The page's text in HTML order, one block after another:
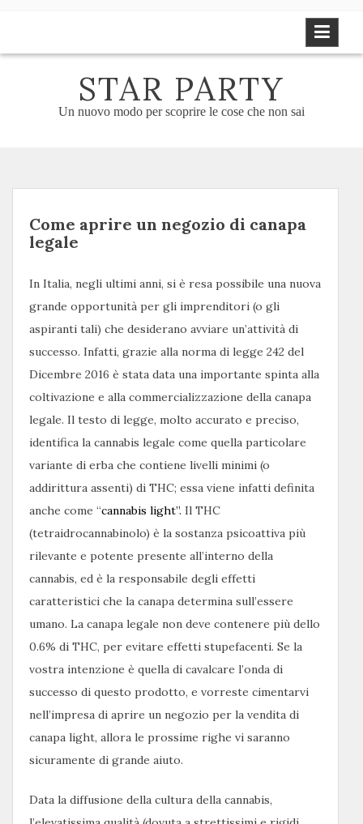
STAR PARTY
Un nuovo modo per scoprire le cose che non sai
Come aprire un negozio di canapa
legale
In Italia, negli ultimi anni, si è resa possibile una nuova
grande opportunità per gli imprenditori (o gli
aspiranti tali) che desiderano avviare un’attività di
successo. Infatti, grazie alla norma di legge 242 del
Dicembre 2016 è stata data una importante spinta alla
coltivazione e alla commercializzazione della canapa
legale. Il testo di legge, molto accurato e preciso,
identifica la cannabis legale come quella particolare
variante di erba che contiene livelli minimi (o
addirittura assenti) di THC; essa viene infatti definita
anche come “cannabis light”. Il THC
(tetraidrocannabinolo) è la sostanza psicoattiva più
rilevante e potente presente all’interno della
cannabis, ed è la responsabile degli effetti
caratteristici che la canapa determina sull’essere
umano. La canapa legale non deve contenere più dello
0.6% di THC, per evitare effetti stupefacenti. Se la
vostra intenzione è quella di cavalcare l’onda di
successo di questo prodotto, e vorreste cimentarvi
nell’impresa di aprire un negozio per la vendita di
canapa light, allora le prossime righe vi saranno
sicuramente di grande aiuto.
Data la diffusione della cultura della cannabis,